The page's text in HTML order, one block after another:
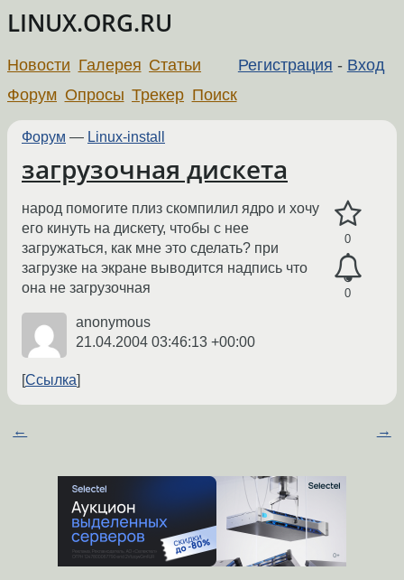
LINUX.ORG.RU
Регистрация - Вход
Новости Галерея Статьи
Форум Опросы Трекер Поиск
Форум — Linux-install
загрузочная дискета
0
0
народ помогите плиз скомпилил ядро и хочу
его кинуть на дискету, чтобы с нее
загружаться, как мне это сделать? при
загрузке на экране выводится надпись что
она не загрузочная
anonymous
21.04.2004 03:46:13 +00:00
Ссылка
← →